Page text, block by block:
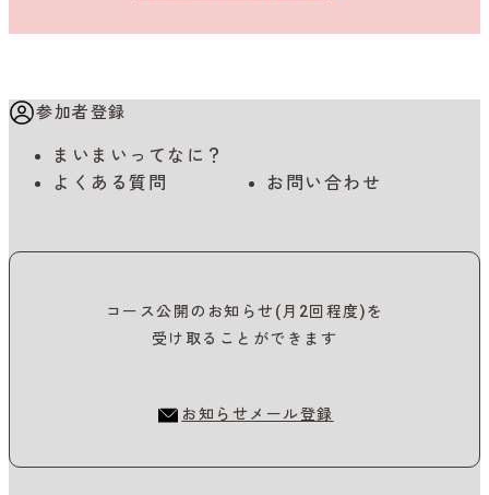
参加者登録
まいまいってなに？
よくある質問
お問い合わせ
コース公開のお知らせ(月2回程度)を
受け取ることができます
お知らせメール登録